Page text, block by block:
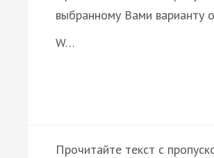
выбранному Вами варианту
W…
Прочитайте текст с